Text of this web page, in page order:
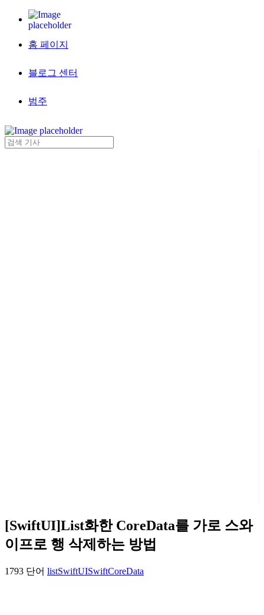
홈 페이지
블로그 센터
범주
[SwiftUI]List화한 CoreData를 가로 스와
이프로 행 삭제하는 방법
1793 단어 listSwiftUISwiftCoreData